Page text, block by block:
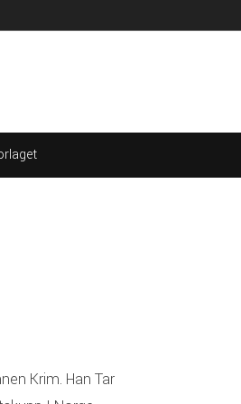
Krim. Han Tar